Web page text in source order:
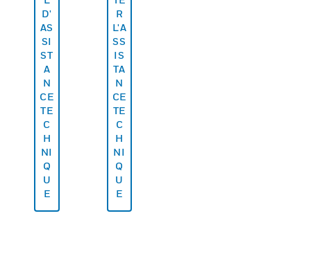
D'
AS
SI
ST
A
N
CE
TE
C
H
NI
Q
U
E
R
L'A
SS
IS
TA
N
CE
TE
C
H
NI
Q
U
E